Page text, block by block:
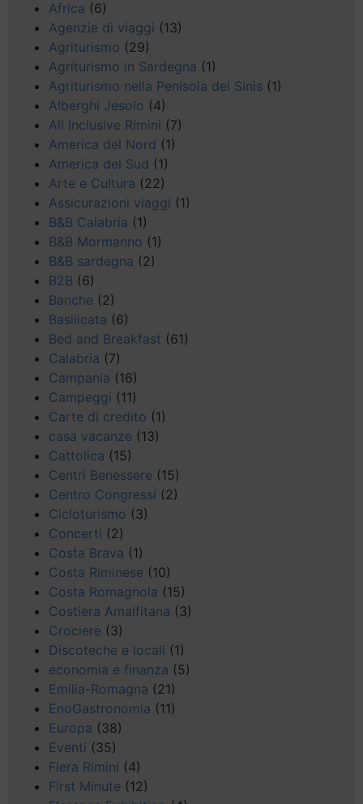
Africa (6)
Agenzie di viaggi (13)
Agriturismo (29)
Agriturismo in Sardegna (1)
Agriturismo nella Penisola del Sinis (1)
Alberghi Jesolo (4)
All inclusive Rimini (7)
America del Nord (1)
America del Sud (1)
Arte e Cultura (22)
Assicurazioni viaggi (1)
B&B Calabria (1)
B&B Mormanno (1)
B&B sardegna (2)
B2B (6)
Banche (2)
Basilicata (6)
Bed and Breakfast (61)
Calabria (7)
Campania (16)
Campeggi (11)
Carte di credito (1)
casa vacanze (13)
Cattolica (15)
Centri Benessere (15)
Centro Congressi (2)
Cicloturismo (3)
Concerti (2)
Costa Brava (1)
Costa Riminese (10)
Costa Romagnola (15)
Costiera Amalfitana (3)
Crociere (3)
Discoteche e locali (1)
economia e finanza (5)
Emilia-Romagna (21)
EnoGastronomia (11)
Europa (38)
Eventi (35)
Fiera Rimini (4)
First Minute (12)